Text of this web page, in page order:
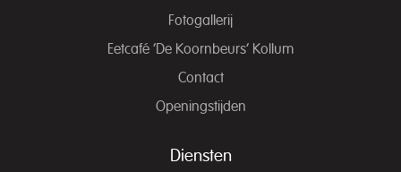
Fotogallerij
Eetcafé ‘De Koornbeurs’ Kollum
Contact
Openingstijden
Diensten